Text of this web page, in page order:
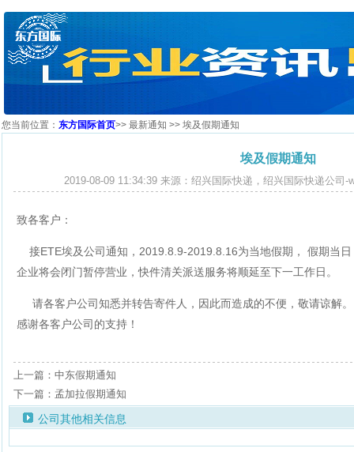
您当前位置： 东方国际首页>> 最新通知 >> 埃及假期通知
埃及假期通知
2019-08-09 11:34:39 来源：绍兴国际快递，绍兴国际快递公司-
致各客户：
接ETE埃及公司通知，2019.8.9-2019.8.16为当地假期， 假期当
企业将会闭门暂停营业，快件清关派送服务将顺延至下一工作日。
请各客户公司知悉并转告寄件人，因此而造成的不便，敬请谅解
感谢各客户公司的支持！
上一篇：中东假期通知
下一篇：孟加拉假期通知
公司其他相关信息